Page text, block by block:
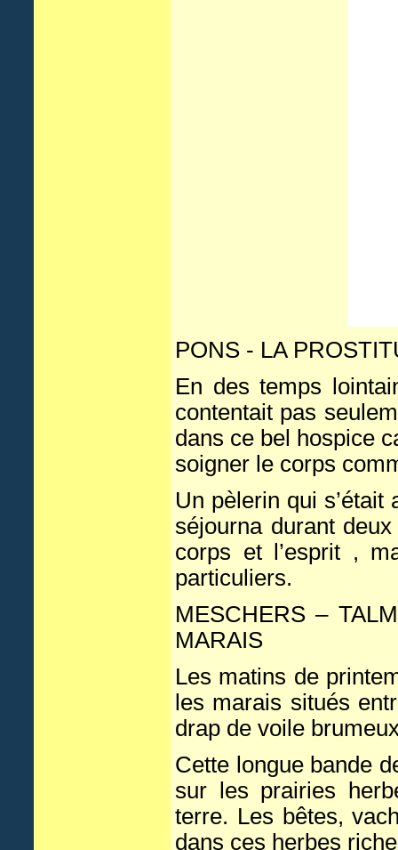
PONS - LA
En des temps
contentait pas
dans ce bel hospice
soigner le corps
Un pèlerin qui
séjourna durant
corps et l’esprit ,
particuliers.
MESCHERS –
MARAIS
Les matins de
les marais situés
drap de voile
Cette longue bande
sur les prairies
terre. Les bêtes,
dans ces herbes